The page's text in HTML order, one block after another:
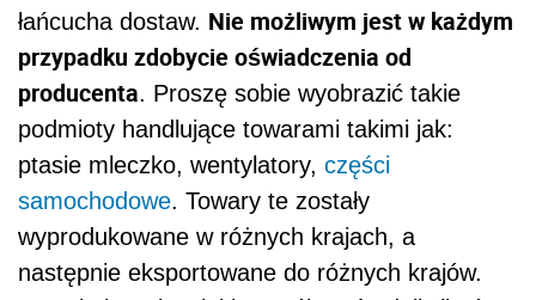
łańcucha dostaw. Nie możliwym jest w każdym
przypadku zdobycie oświadczenia od
producenta. Proszę sobie wyobrazić takie
podmioty handlujące towarami takimi jak:
ptasie mleczko, wentylatory, części
samochodowe. Towary te zostały
wyprodukowane w różnych krajach, a
następnie eksportowane do różnych krajów.